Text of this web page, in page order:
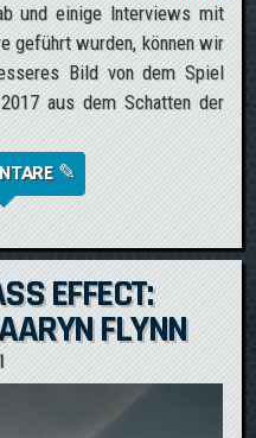
und einige Interviews mit
geführt wurden, können wir
Bild von dem Spiel
aus dem Schatten der
NACH DER E3 2016 ÜBER
ANDROMEDA WISSEN
✎
EFFECT:
FLYNN